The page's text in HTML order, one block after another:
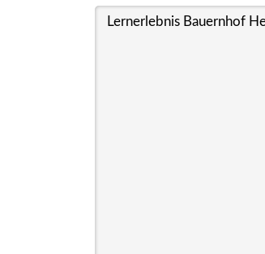
Lernerlebnis Bauernhof